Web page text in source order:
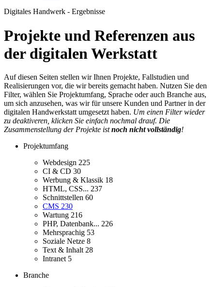
Digitales Handwerk - Ergebnisse
Projekte und Referenzen aus
der digitalen Werkstatt
Auf diesen Seiten stellen wir Ihnen Projekte, Fallstudien und
Realisierungen vor, die wir bereits gemacht haben. Nutzen Sie den
Filter, wählen Sie Projektumfang, Sprache oder auch Branche aus,
um sich anzusehen, was wir für unsere Kunden und Partner in der
digitalen Handwerkstatt umgesetzt haben. Um einen Filter wieder
zu deaktiveren, klicken Sie einfach nochmal drauf. Die
Zusammenstellung der Projekte istnoch nicht vollständig!
Projektumfang
Webdesign 225
CI & CD 30
Werbung & Klassik 18
HTML, CSS... 237
Schnittstellen 60
CMS 230
Wartung 216
PHP, Datenbank... 226
Mehrsprachig 53
Soziale Netze 8
Text & Inhalt 28
Intranet 5
Branche